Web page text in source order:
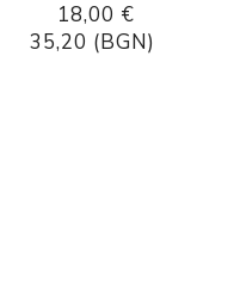
18,00 €
35,20 (BGN)